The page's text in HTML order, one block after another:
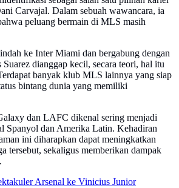
Carvajal. Dalam sebuah wawancara, ia
peluang bermain di MLS masih
ke Inter Miami dan bergabung dengan
dianggap kecil, secara teori, hal itu
banyak klub MLS lainnya yang siap
bintang dunia yang memiliki
dan LAFC dikenal sering menjadi
Spanyol dan Amerika Latin. Kehadiran
ini diharapkan dapat meningkatkan
tersebut, sekaligus memberikan dampak
Arsenal ke Vinicius Junior